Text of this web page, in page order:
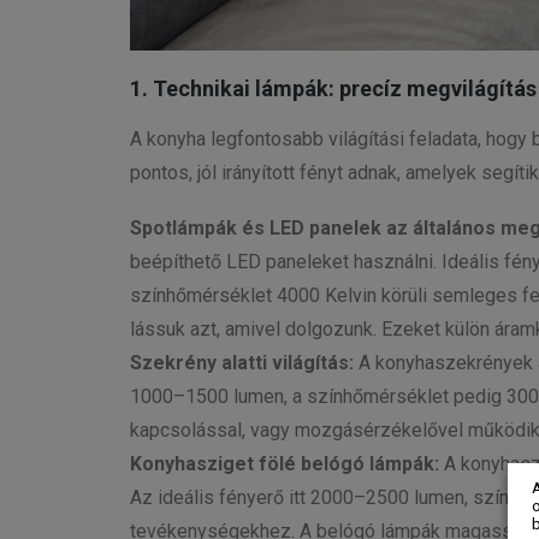
1. Technikai lámpák: precíz
A konyha legfontosabb világítási feladata,
pontos, jól irányított fényt adnak, amelyek
Spotlámpák és LED panelek az általános
beépíthető LED paneleket használni. Ideális
színhőmérséklet 4000 Kelvin körüli semleges
lássuk azt, amivel dolgozunk. Ezeket külön
Szekrény alatti világítás: A
1000–1500 lumen, a színhőmérséklet pedig
kapcsolással, vagy mozgásérzékelővel
Konyhasziget fölé belógó lámpák: A
Az ideális fényerő itt 2000–2500 lumen,
tevékenységekhez. A belógó lámpák